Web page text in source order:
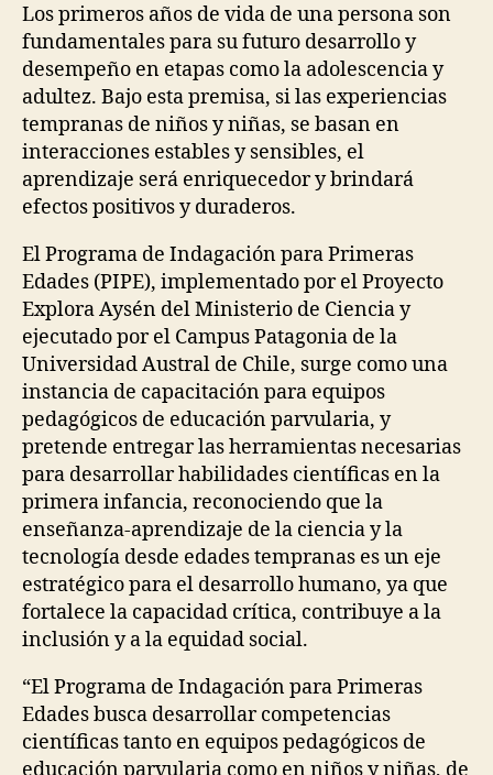
Los primeros años de vida de una persona son
fundamentales para su futuro desarrollo y
desempeño en etapas como la adolescencia y
adultez. Bajo esta premisa, si las experiencias
tempranas de niños y niñas, se basan en
interacciones estables y sensibles, el
aprendizaje será enriquecedor y brindará
efectos positivos y duraderos.
El Programa de Indagación para Primeras
Edades (PIPE), implementado por el Proyecto
Explora Aysén del Ministerio de Ciencia y
ejecutado por el Campus Patagonia de la
Universidad Austral de Chile, surge como una
instancia de capacitación para equipos
pedagógicos de educación parvularia, y
pretende entregar las herramientas necesarias
para desarrollar habilidades científicas en la
primera infancia, reconociendo que la
enseñanza-aprendizaje de la ciencia y la
tecnología desde edades tempranas es un eje
estratégico para el desarrollo humano, ya que
fortalece la capacidad crítica, contribuye a la
inclusión y a la equidad social.
“El Programa de Indagación para Primeras
Edades busca desarrollar competencias
científicas tanto en equipos pedagógicos de
educación parvularia como en niños y niñas, de